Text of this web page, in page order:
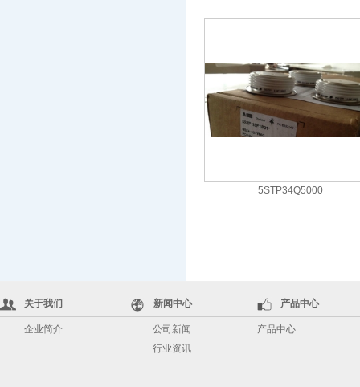
5STP34Q5000
关于我们
企业简介
新闻中心
公司新闻
行业资讯
产品中心
产品中心